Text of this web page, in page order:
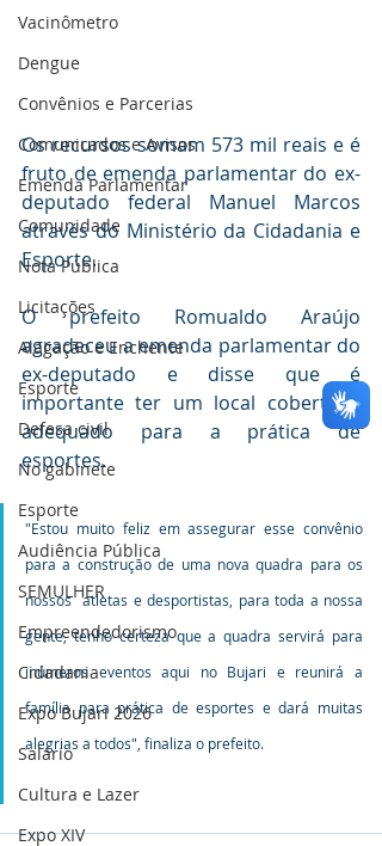
Vacinômetro
Dengue
Convênios e Parcerias
Comunicados e Avisos
Emenda Parlamentar
Comunidade
Nota Pública
Licitações
Alagação e Enchente
Esporte
Defesa civil
No gabinete
Esporte
Audiência Pública
SEMULHER
Empreendedorismo
Cidadania
Expo Bujari 2026
Salário
Cultura e Lazer
Expo XIV
⠀
Os recursos somam 573 mil reais e é
fruto de emenda parlamentar do ex-
deputado federal Manuel Marcos
através do Ministério da Cidadania e
Esporte.⠀
O prefeito Romualdo Araújo
agradeceu a emenda parlamentar do
ex-deputado e disse que é
importante ter um local coberto e
adequado para a prática de
esportes.⠀
"Estou muito feliz em assegurar esse convênio
para a construção de uma nova quadra para os
nossos  atletas e desportistas, para toda a nossa
gente, tenho certeza que a quadra servirá para
inúmeros eventos aqui no Bujari e reunirá a
família para prática de esportes e dará muitas
alegrias a todos", finaliza o prefeito.